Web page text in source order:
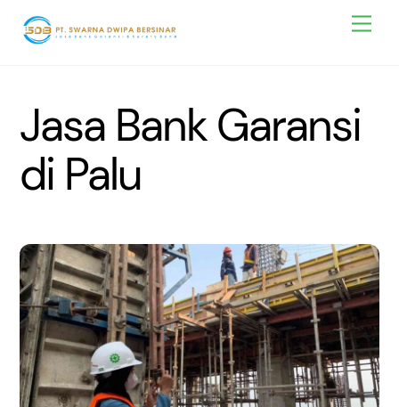
content
Jasa Bank Garansi
di Palu